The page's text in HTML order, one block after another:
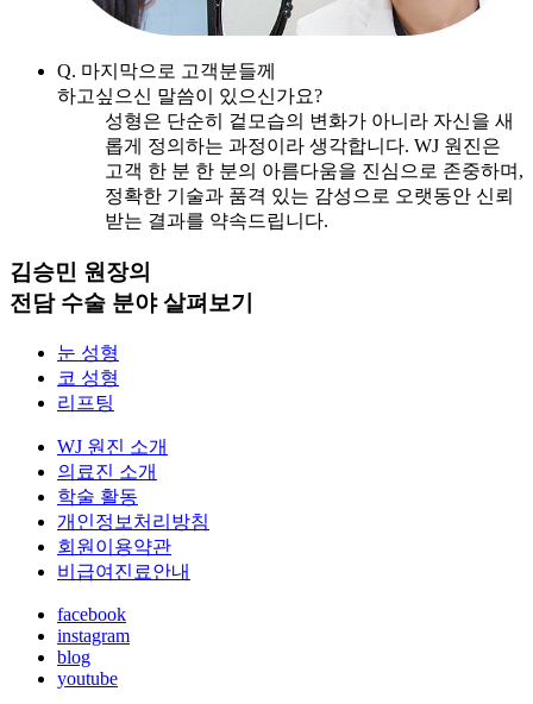
Q. 마지막으로 고객분들께
하고싶으신 말씀이 있으신가요?
성형은 단순히 겉모습의 변화가 아니라 자신을 새
롭게 정의하는 과정이라 생각합니다. WJ 원진은
고객 한 분 한 분의 아름다움을 진심으로 존중하며,
정확한 기술과 품격 있는 감성으로 오랫동안 신뢰
받는 결과를 약속드립니다.
김승민 원장의
전담 수술 분야 살펴보기
눈 성형
코 성형
리프팅
WJ 원진 소개
의료진 소개
학술 활동
개인정보처리방침
회원이용약관
비급여진료안내
facebook
instagram
blog
youtube